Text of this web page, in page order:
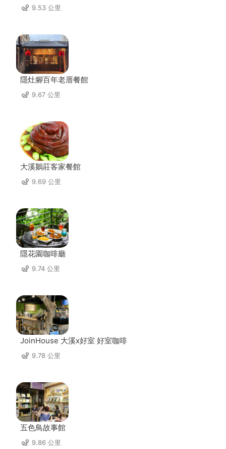
9.53 公里
隱灶腳百年老厝餐館
9.67 公里
大溪鵝莊客家餐館
9.69 公里
隱花園咖啡廳
9.74 公里
JoinHouse 大溪x好室 好室咖啡
9.78 公里
五色鳥故事館
9.86 公里